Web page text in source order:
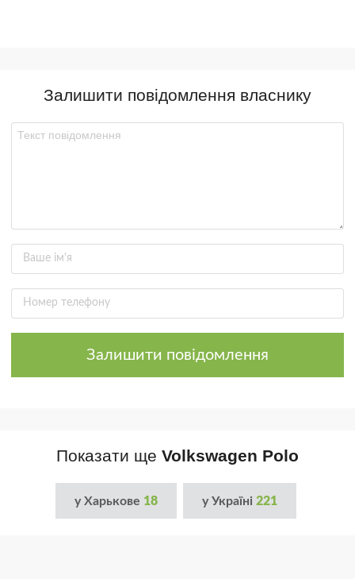
Залишити повідомлення власнику
Залишити повідомлення
Показати ще Volkswagen Polo
у Харькове 18 у Україні 221